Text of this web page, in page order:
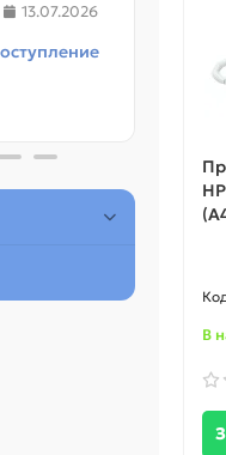
13.07.2026
В